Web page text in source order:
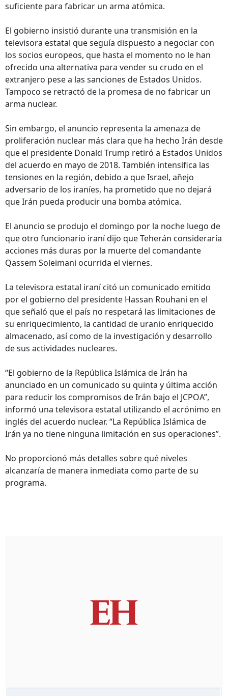
suficiente para fabricar un arma atómica.
El gobierno insistió durante una transmisión en la
televisora estatal que seguía dispuesto a negociar con
los socios europeos, que hasta el momento no le han
ofrecido una alternativa para vender su crudo en el
extranjero pese a las sanciones de Estados Unidos.
Tampoco se retractó de la promesa de no fabricar un
arma nuclear.
Sin embargo, el anuncio representa la amenaza de
proliferación nuclear más clara que ha hecho Irán desde
que el presidente Donald Trump retiró a Estados Unidos
del acuerdo en mayo de 2018. También intensifica las
tensiones en la región, debido a que Israel, añejo
adversario de los iraníes, ha prometido que no dejará
que Irán pueda producir una bomba atómica.
El anuncio se produjo el domingo por la noche luego de
que otro funcionario iraní dijo que Teherán consideraría
acciones más duras por la muerte del comandante
Qassem Soleimani ocurrida el viernes.
La televisora estatal iraní citó un comunicado emitido
por el gobierno del presidente Hassan Rouhani en el
que señaló que el país no respetará las limitaciones de
su enriquecimiento, la cantidad de uranio enriquecido
almacenado, así como de la investigación y desarrollo
de sus actividades nucleares.
“El gobierno de la República Islámica de Irán ha
anunciado en un comunicado su quinta y última acción
para reducir los compromisos de Irán bajo el JCPOA”,
informó una televisora estatal utilizando el acrónimo en
inglés del acuerdo nuclear. “La República Islámica de
Irán ya no tiene ninguna limitación en sus operaciones”.
No proporcionó más detalles sobre qué niveles
alcanzaría de manera inmediata como parte de su
programa.